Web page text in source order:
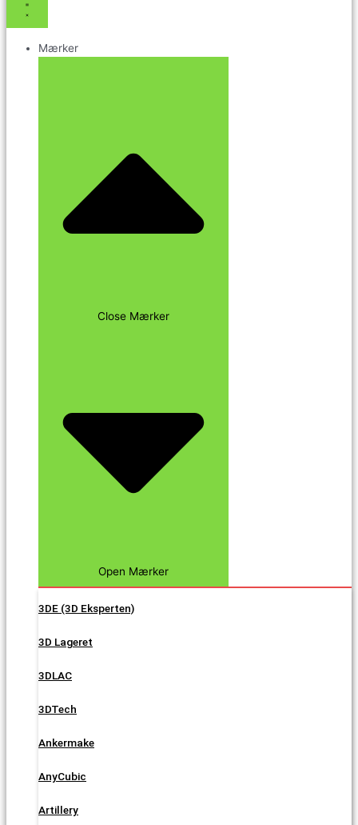
Mærker
Close Mærker
Open Mærker
3DE (3D Eksperten)
3D Lageret
3DLAC
3DTech
Ankermake
AnyCubic
Artillery